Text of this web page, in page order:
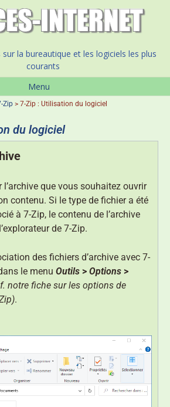
la bureautique et les logiciels les plus
courants
Menu
Zip > 7-Zip : Utilisation du logiciel
du logiciel
l’archive que vous souhaitez ouvrir
contenu. Si le type de fichier a été
à 7-Zip, le contenu de l’archive
de 7-Zip.
des fichiers d’archive avec 7-
le menu Outils > Options >
notre fiche sur les options de
.